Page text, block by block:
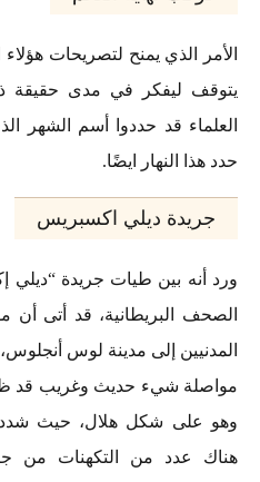
الأمر الذي يمنح لتصريحات
يتوقف ليفكر في مدى حقيقة
العلماء قد حددوا أسم الشهر
حدد هذا النهار ايضًا.
جريدة ديلي اكسبريس
ورد أنه بين طيات جريدة “ديلي
الصحف البريطانية، قد أتى
المدنيين إلى مدينة لوس
مواصلة شيء حديث وغريب قد
وهو على شكل هلال، حيث شدد
هناك عدد من التكهنات من